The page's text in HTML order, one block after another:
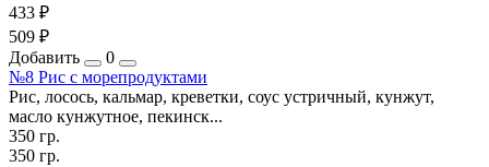
433 ₽
509 ₽
Добавить
0
№8 Рис с морепродуктами
Рис, лосось, кальмар, креветки, соус устричный, кунжут,
масло кунжутное, пекинск...
350 гр.
350 гр.